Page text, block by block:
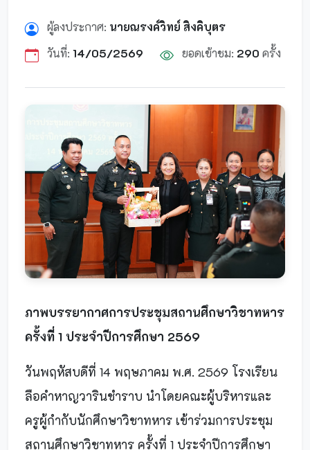
ผู้ลงประกาศ: นายณรงค์วิทย์ สิงคิบุตร
วันที่: 14/05/2569 ยอดเข้าชม: 290 ครั้ง
ภาพบรรยากาศการประชุมสถานศึกษาวิชาทหาร
ครั้งที่ 1 ประจำปีการศึกษา 2569
วันพฤหัสบดีที่ 14 พฤษภาคม พ.ศ. 2569 โรงเรียน
ลือคำหาญวารินชำราบ นำโดยคณะผู้บริหารและ
ครูผู้กำกับนักศึกษาวิชาทหาร เข้าร่วมการประชุม
สถานศึกษาวิชาทหาร ครั้งที่ 1 ประจำปีการศึกษา